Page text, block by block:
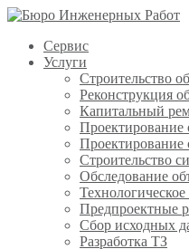
Сервис
Услуги
Строительство
Реконструкция
Капитальный
Проектирование
Проектирование
Строительство
Обследование
Предпроектные
Сбор исходных
Разработка ТЗ